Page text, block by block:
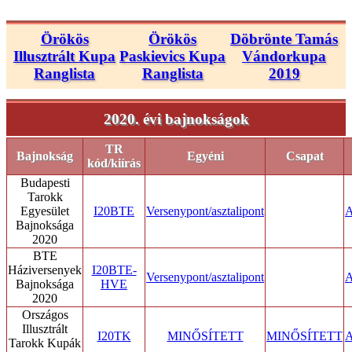
Örökös
Illusztrált Kupa
Ranglista
Örökös
Paskievics Kupa
Ranglista
Döbrönte Tamás
Vándorkupa
2019
2020. évi bajnokságok
Bajnokság
TR
kód/kiírás
Egyéni
Csapat
Budapesti
Tarokk
Egyesület
Bajnoksága
2020
I20BTE Versenypont/asztalipont
BTE
Háziversenyek
Bajnoksága
2020
I20BTE-
HVE
Versenypont/asztalipont
Országos
Illusztrált
Tarokk Kupák
I20TK MINŐSÍTETT MINŐSÍTETT